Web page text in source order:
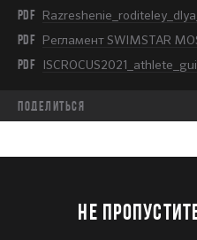
PDF
PDF Регламент SWIMSTAR
PDF
Поделиться
НЕ